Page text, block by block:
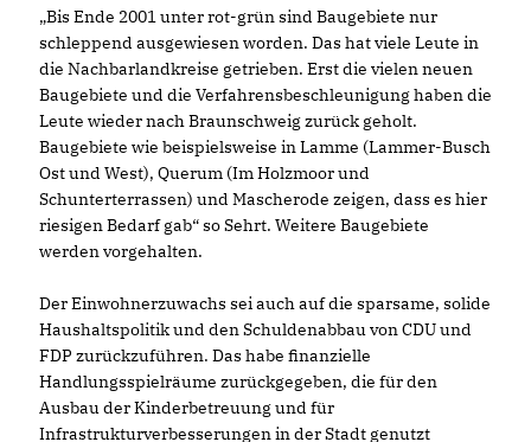
Bis Ende 2001 unter rot-grün sind Baugebiete nur
schleppend ausgewiesen worden. Das hat viele Leute in
die Nachbarlandkreise getrieben. Erst die vielen neuen
Baugebiete und die Verfahrensbeschleunigung haben die
Leute wieder nach Braunschweig zurück geholt.
Baugebiete wie beispielsweise in Lamme (Lammer-Busch
Ost und West), Querum (Im Holzmoor und
Schunterterrassen) und Mascherode zeigen, dass es hier
riesigen Bedarf gab“ so Sehrt. Weitere Baugebiete
werden vorgehalten.
Der Einwohnerzuwachs sei auch auf die sparsame, solide
Haushaltspolitik und den Schuldenabbau von CDU und
FDP zurückzuführen. Das habe finanzielle
Handlungsspielräume zurückgegeben, die für den
Ausbau der Kinderbetreuung und für
Infrastrukturverbesserungen in der Stadt genutzt